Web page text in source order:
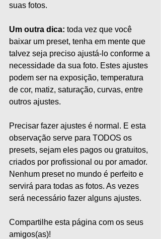
suas fotos.
Um outra dica: toda vez que você
baixar um preset, tenha em mente que
talvez seja preciso ajustá-lo conforme a
necessidade da sua foto. Estes ajustes
podem ser na exposição, temperatura
de cor, matiz, saturação, curvas, entre
outros ajustes.
Precisar fazer ajustes é normal. E esta
observação serve para TODOS os
presets, sejam eles pagos ou gratuitos,
criados por profissional ou por amador.
Nenhum preset no mundo é perfeito e
servirá para todas as fotos. As vezes
será necessário fazer alguns ajustes.
Compartilhe esta página com os seus
amigos(as)!